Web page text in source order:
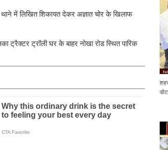
थाने में लिखित शिकायत देकर अज्ञात चोर के खिलाफ
ट्रैक्टर ट्रॉली घर के बाहर नोखा रोड स्थित पारिक